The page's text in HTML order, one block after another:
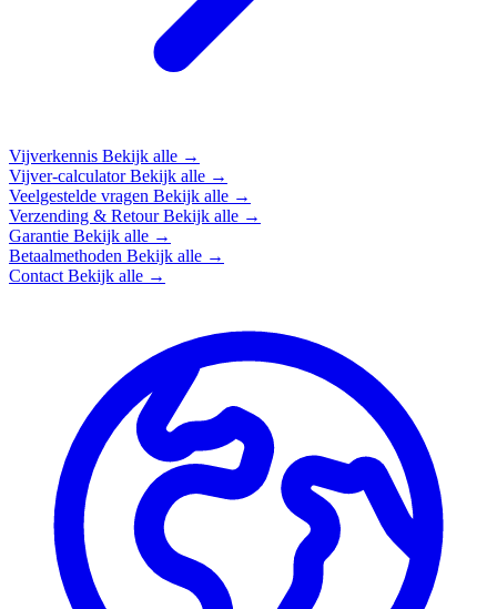
Vijverkennis Bekijk alle →
Vijver-calculatorBekijk alle →
Veelgestelde vragen Bekijk alle →
Verzending & RetourBekijk alle →
Garantie Bekijk alle →
Betaalmethoden Bekijk alle →
Contact Bekijk alle →